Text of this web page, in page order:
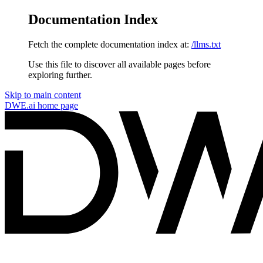
Documentation Index
Fetch the complete documentation index at: /llms.txt
Use this file to discover all available pages before
exploring further.
Skip to main content
DWE.ai home page